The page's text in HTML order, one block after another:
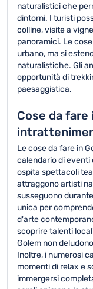
naturalistici che
dintorni. I turisti
colline, visite a
panoramici. Le
urbano, ma si
naturalistiche. Gli
opportunità di
paesaggistica.
Cose da
Le cose da fare in
calendario di
ospita spettacoli
attraggono artisti
susseguono
unica per
d'arte
scoprire talenti
Golem non
Inoltre, i numerosi
momenti di relax e
immergersi